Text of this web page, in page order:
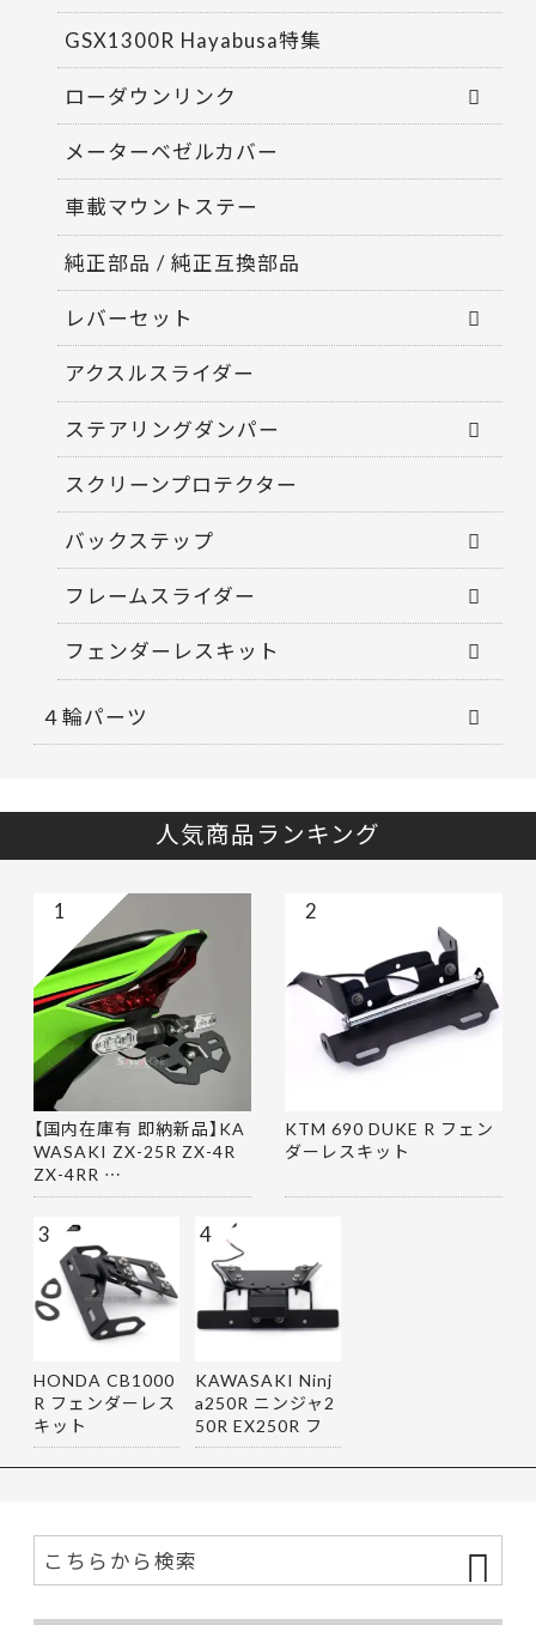
GSX1300R Hayabusa特集
ローダウンリンク
メーターベゼルカバー
車載マウントステー
純正部品 / 純正互換部品
レバーセット
アクスルスライダー
ステアリングダンパー
スクリーンプロテクター
バックステップ
フレームスライダー
フェンダーレスキット
４輪パーツ
人気商品ランキング
【国内在庫有 即納新品】KA
WASAKI ZX-25R ZX-4R
ZX-4RR …
1
KTM 690 DUKE R フェン
ダーレスキット
2
HONDA CB1000
R フェンダーレス
キット
3
KAWASAKI Ninj
a250R ニンジャ2
50R EX250R フ
ェンダーレス…
4